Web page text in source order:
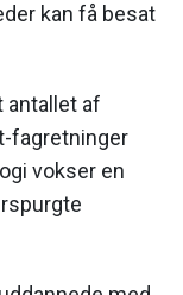
kan få besat
antallet af
fagretninger
vokser en